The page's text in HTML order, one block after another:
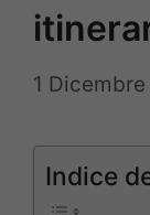
1
Indice